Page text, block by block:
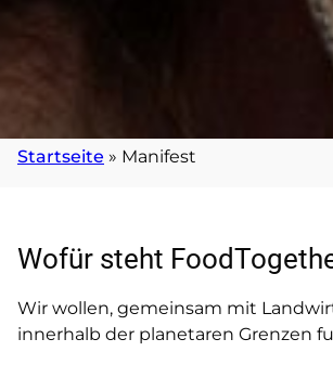
Startseite » Manifest
Wofür steht
Wir wollen, gemeinsam mit
innerhalb der planetaren Grenzen